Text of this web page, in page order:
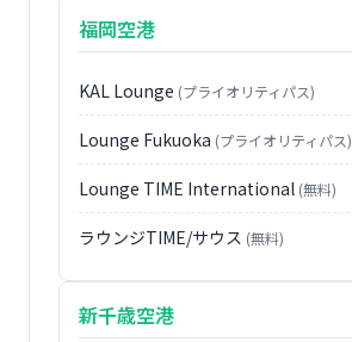
福岡空港
KAL Lounge (プライオリティパス)
Lounge Fukuoka (プライオリティパス)
Lounge TIME International (無料)
ラウンジTIME/サウス (無料)
新千歳空港